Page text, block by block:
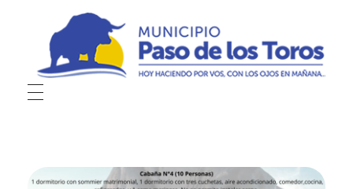
Municipio de Paso de los Toros
Hoy haciendo para vos, con los ojos en mañana